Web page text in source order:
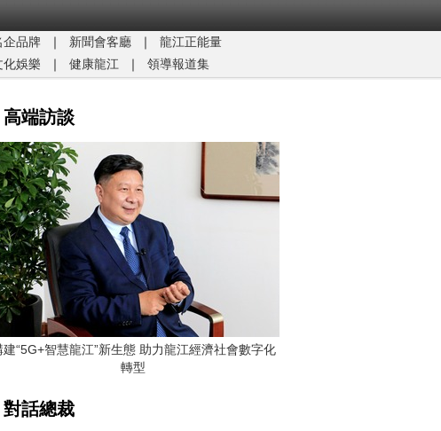
企品牌 ｜ 新聞會客廳 ｜
龍江正能量​
化娛樂 ｜ 健康龍江 ｜ 領導報道集
高端訪談
建“5G+智慧龍江”新生態 助力龍江經濟社會數字化
轉型
對話總裁